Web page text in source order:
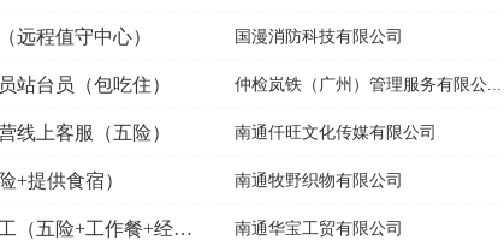
远程值守中心） 国漫消防科技有限公司
站台员（包吃住） 仲检岚铁（广州）管理服务有限公...
线上客服（五险） 南通仟旺文化传媒有限公司
+提供食宿） 南通牧野织物有限公司
起吊搬运工（五险+工作餐+经验不限） 南通华宝工贸有限公司